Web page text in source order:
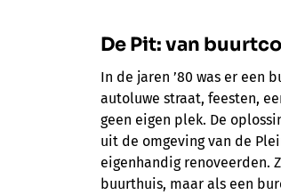
De Pit: van
In de jaren ’80 was er een
autoluwe straat, feesten,
geen eigen plek. De
uit de omgeving van de
eigenhandig renoveerden.
buurthuis, maar als een